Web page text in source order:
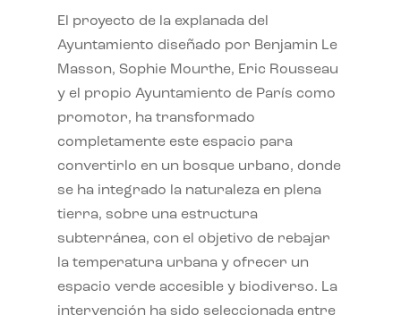
El proyecto de la explanada del
Ayuntamiento diseñado por Benjamin Le
Masson, Sophie Mourthe, Eric Rousseau
y el propio Ayuntamiento de París como
promotor, ha transformado
completamente este espacio para
convertirlo en un bosque urbano, donde
se ha integrado la naturaleza en plena
tierra, sobre una estructura
subterránea, con el objetivo de rebajar
la temperatura urbana y ofrecer un
espacio verde accesible y biodiverso. La
intervención ha sido seleccionada entre